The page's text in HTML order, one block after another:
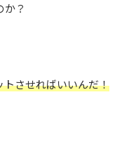
？
させればいいんだ！